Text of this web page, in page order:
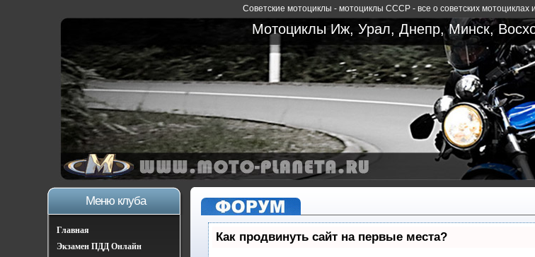
Советские мотоциклы - мотоциклы СССР - все о советских мотоциклах
Мотоциклы Иж, Урал, Днепр, Минск,
Меню клуба
Главная
Экзамен ПДД Онлайн
Как продвинуть сайт на первые места?